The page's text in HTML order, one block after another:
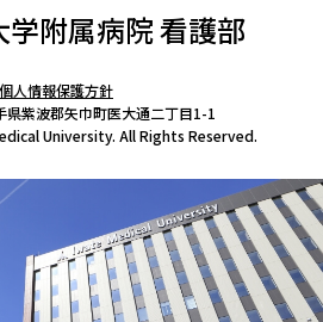
附属病院 看護部
個人情報保護方針
県紫波郡矢巾町医大通二丁目1-1
University. All Rights Reserved.